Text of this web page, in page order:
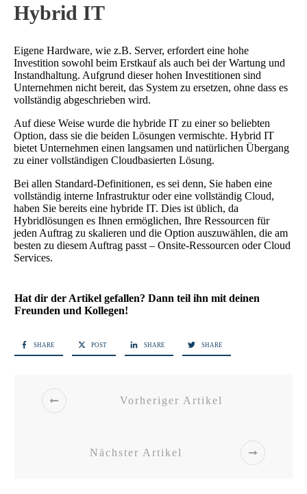
Hybrid IT
Eigene Hardware, wie z.B. Server, erfordert eine hohe
Investition sowohl beim Erstkauf als auch bei der Wartung und
Instandhaltung. Aufgrund dieser hohen Investitionen sind
Unternehmen nicht bereit, das System zu ersetzen, ohne dass es
vollständig abgeschrieben wird.
Auf diese Weise wurde die hybride IT zu einer so beliebten
Option, dass sie die beiden Lösungen vermischte. Hybrid IT
bietet Unternehmen einen langsamen und natürlichen Übergang
zu einer vollständigen Cloudbasierten Lösung.
Bei allen Standard-Definitionen, es sei denn, Sie haben eine
vollständig interne Infrastruktur oder eine vollständig Cloud,
haben Sie bereits eine hybride IT. Dies ist üblich, da
Hybridlösungen es Ihnen ermöglichen, Ihre Ressourcen für
jeden Auftrag zu skalieren und die Option auszuwählen, die am
besten zu diesem Auftrag passt – Onsite-Ressourcen oder Cloud
Services.
Hat dir der Artikel gefallen? Dann teil ihn mit deinen
Freunden und Kollegen!
SHARE POST SHARE SHARE
Vorheriger Artikel
Nächster Artikel